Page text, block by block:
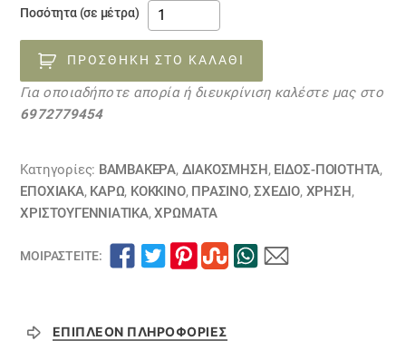
Ποσότητα (σε μέτρα)
ποπλίνα
καρώ
χριστουγεννιάτικο
12112146
ποσότητα
ΠΡΟΣΘΉΚΗ ΣΤΟ ΚΑΛΆΘΙ
Για οποιαδήποτε απορία ή διευκρίνιση καλέστε μας στο
6972779454
Κατηγορίες: ΒΑΜΒΑΚΕΡΆ, ΔΙΑΚΟΣΜΗΣΗ , ΕΙΔΟΣ-ΠΟΙΟΤΗΤΑ,
ΕΠΟΧΙΑΚΑ, ΚΑΡΏ, ΚΟΚΚΙΝΟ, ΠΡΑΣΙΝΟ,ΣΧΕΔΙΟ, ΧΡΗΣΗ ,
ΧΡΙΣΤΟΥΓΕΝΝΙΑΤΙΚΑ,ΧΡΏΜΑΤΑ
ΜΟΙΡΑΣΤΕΊΤΕ:
ΕΠΙΠΛΈΟΝ ΠΛΗΡΟΦΟΡΊΕΣ